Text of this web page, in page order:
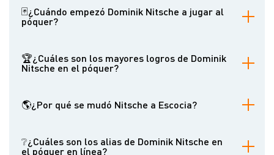
🃏¿Cuándo empezó Dominik Nitsche a jugar al
póquer?
16 años, utilizando inicialmente el nombre de su madre para
acceder a las plataformas de póquer.
🏆¿Cuáles son los mayores logros de Dominik
Nitsche en el póquer?
Poker Tour y el campeonato del Latin American Poker Tour. Es el
jugador más joven en ganar tres brazaletes de las WSOP a la
🌎¿Por qué se mudó Nitsche a Escocia?
en Alemania, que se habrían llevado una parte sustancial de sus
ganancias en el póquer.
❔¿Cuáles son los alias de Dominik Nitsche en
el póquer en línea?